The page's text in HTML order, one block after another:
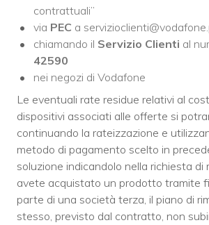
contrattuali”
via PEC a
chiamando il Servizio Clienti al
42590
nei negozi di Vodafone
Le eventuali rate residue relativi al
dispositivi associati alle offerte si
continuando la rateizzazione e
metodo di pagamento scelto in
soluzione indicandolo nella richiesta di
avete acquistato un prodotto tramite
parte di una società terza, il piano di
stesso, previsto dal contratto, non